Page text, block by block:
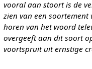
vooral aan stoort is de
zien van een
horen van het woord
overgeeft aan dit soort
voortspruit uit ernstige